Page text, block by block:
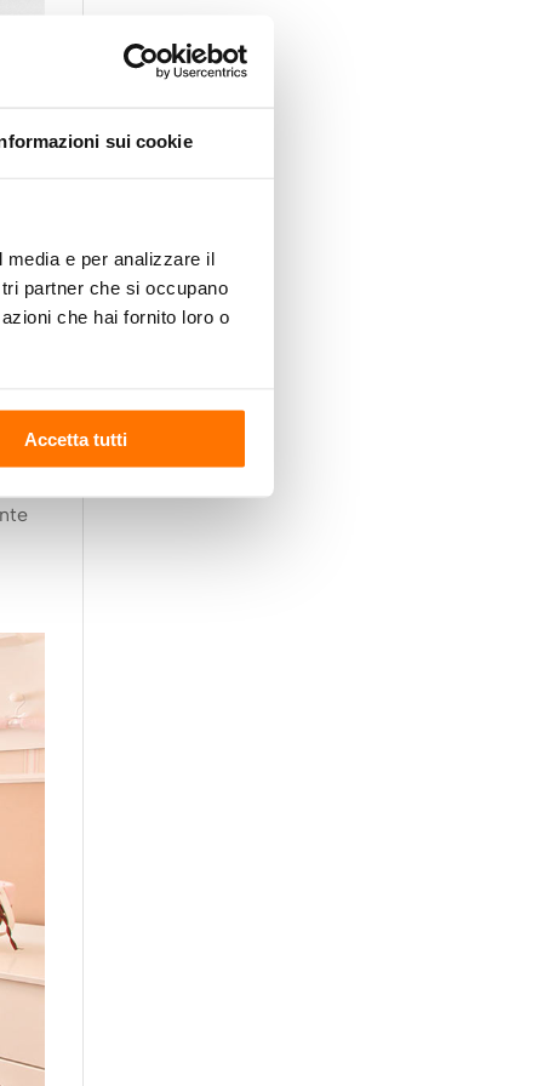
sui cookie
e per analizzare il
partner che si occupano
che hai fornito loro o
Accetta tutti